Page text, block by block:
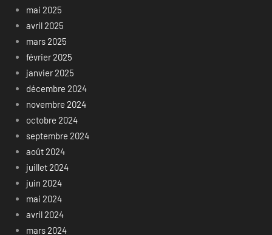
mai 2025
avril 2025
mars 2025
février 2025
janvier 2025
décembre 2024
novembre 2024
octobre 2024
septembre 2024
août 2024
juillet 2024
juin 2024
mai 2024
avril 2024
mars 2024